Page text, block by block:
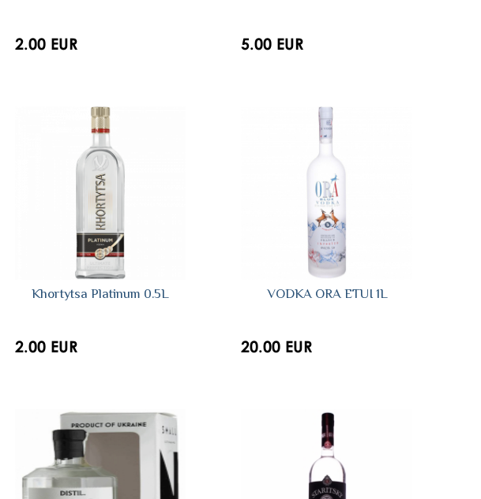
2.00 EUR 5.00 EUR
Khortytsa Platinum 0.5L
2.00 EUR
VODKA ORA ETUI 1L
20.00 EUR